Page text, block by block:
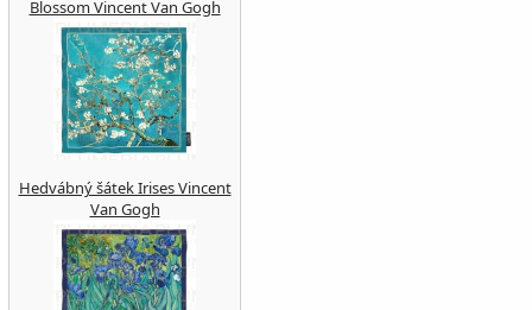
Blossom Vincent Van Gogh
Hedvábný šátek Irises Vincent
Van Gogh